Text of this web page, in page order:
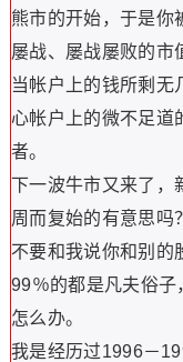
熊市的开始，于是你
屡战、屡战屡败的市
当帐户上的钱所剩无
心帐户上的微不足道
者。
下一波牛市又来了，
周而复始的有意思吗？
不要和我说你和别的
99％的都是凡夫俗子
怎么办。
我是经历过1996－